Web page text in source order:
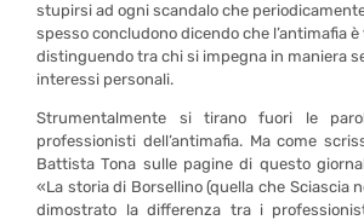
stupirsi ad ogni scandalo che
spesso concludono dicendo che l’antimafia
distinguendo tra chi si impegna in maniera
interessi personali.
Strumentalmente si tirano fuori le
professionisti dell’antimafia. Ma come
Battista Tona sulle pagine di questo
«La storia di Borsellino (quella che Sciascia
dimostrato la differenza tra i